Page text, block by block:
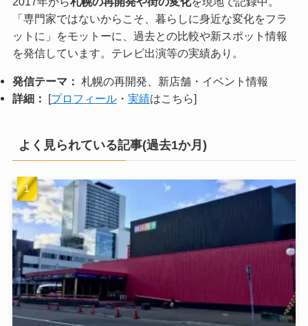
「専門家ではないからこそ、暮らしに身近な変化をフラ
ットに」をモットーに、過去との比較や新スポット情報
を発信しています。テレビ出演等の実績あり。
発信テーマ： 札幌の再開発、新店舗・イベント情報
詳細：
[プロフィール・ 実績はこちら]
よく見られている記事(過去1か月)